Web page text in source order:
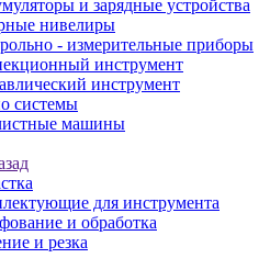
и зарядные устройства
нивелиры
- измерительные приборы
инструмент
инструмент
системы
машины
для инструмента
и обработка
и резка